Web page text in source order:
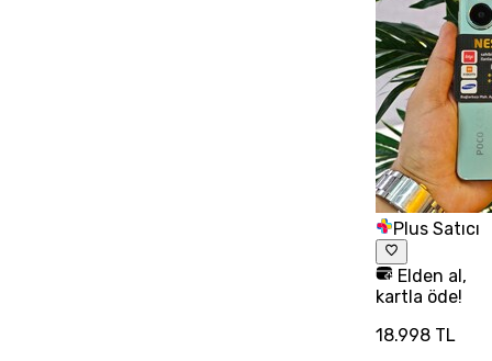
Plus Satıcı
Elden al,
kartla öde!
18.998 TL